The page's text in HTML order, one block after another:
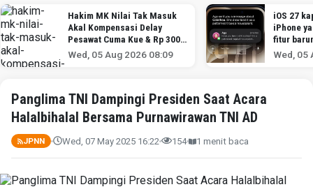
Hakim MK Nilai Tak Masuk
Akal Kompensasi Delay
Pesawat Cuma Kue & Rp 300
Ribu
Wed, 05 Aug 2026 08:09
iOS 27
iPhone
fitur
Wed, 05
Panglima TNI Dampingi Presiden Saat Acara
Halalbihalal Bersama Purnawirawan TNI AD
JPNN Wed, 07 May 2025 16:22 154 1 menit baca